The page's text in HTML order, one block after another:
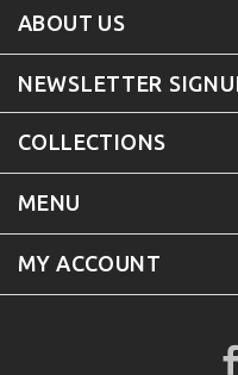
ABOUT US
NEWSLETTER
COLLECTIONS
MENU
MY ACCOUNT